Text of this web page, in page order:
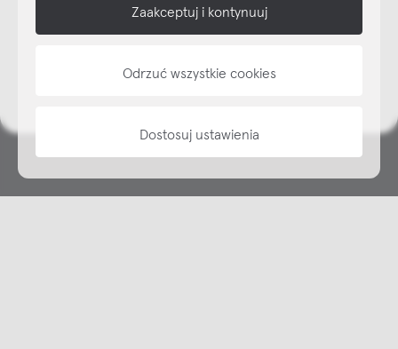
NAP
Zaakceptuj i kontynuuj
Odrzuć wszystkie cookies
Dostosuj ustawienia